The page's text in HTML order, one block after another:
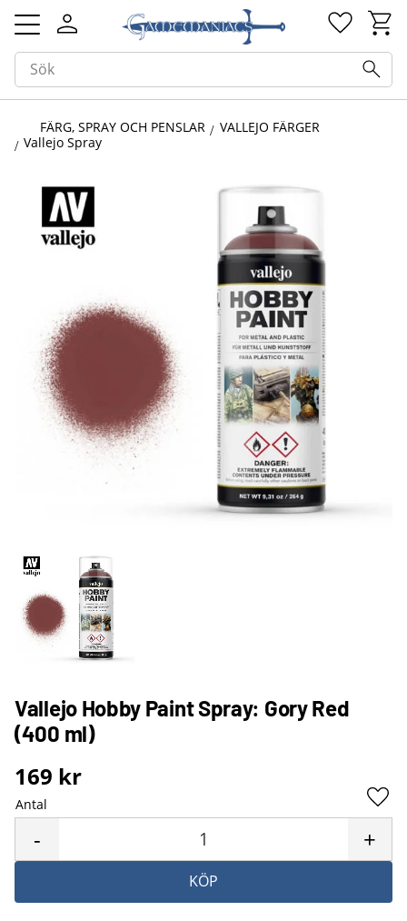
Meny
FÄRG, SPRAY OCH PENSLAR
VALLEJO FÄRGER
Vallejo Spray
Vallejo Hobby Paint Spray: Gory Red
(400 ml)
169 kr
Antal
+
-
KÖP